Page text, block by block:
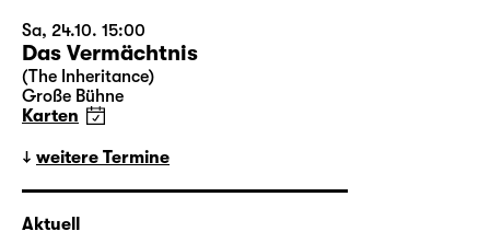
Sa, 24.10. 15:00
Das Vermächtnis
(The Inheritance)
Große Bühne
Karten
weitere Termine
Aktuell